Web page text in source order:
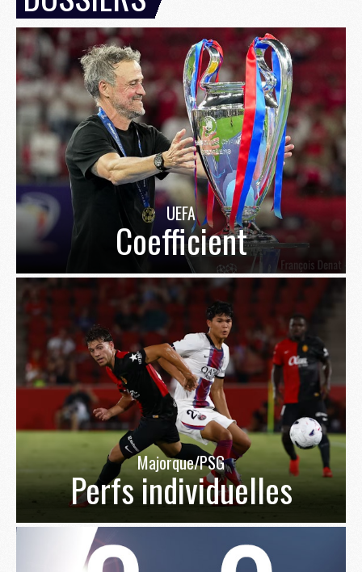
UEFA
Coefficient
Majorque/PSG
Perfs individuelles